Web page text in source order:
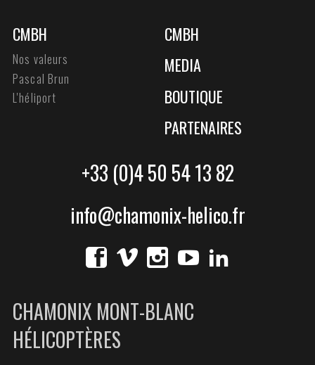
CMBH
Nos valeurs
Pascal Brun
L'héliport
CMBH
MEDIA
BOUTIQUE
PARTENAIRES
+33 (0)4 50 54 13 82
info@chamonix-helico.fr
CHAMONIX MONT-BLANC
HÉLICOPTÈRES